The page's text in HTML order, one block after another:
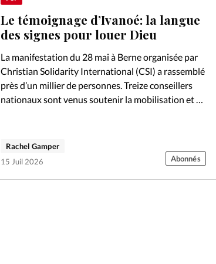
Le témoignage d’Ivanoé: la langue
des signes pour louer Dieu
La manifestation du 28 mai à Berne organisée par
Christian Solidarity International (CSI) a rassemblé
près d’un millier de personnes. Treize conseillers
nationaux sont venus soutenir la mobilisation et se
Rachel Gamper
15 Juil 2026
Abonnés